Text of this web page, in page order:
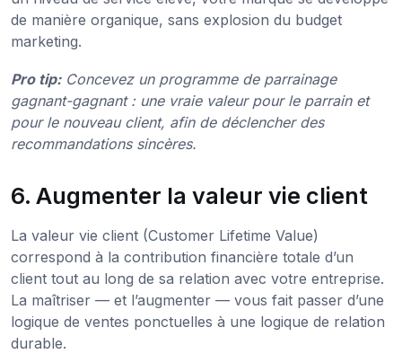
de manière organique, sans explosion du budget
marketing.
Pro tip: Concevez un programme de parrainage
gagnant-gagnant : une vraie valeur pour le parrain et
pour le nouveau client, afin de déclencher des
recommandations sincères.
6. Augmenter la valeur vie client
La valeur vie client (Customer Lifetime Value)
correspond à la contribution financière totale d’un
client tout au long de sa relation avec votre entreprise.
La maîtriser — et l’augmenter — vous fait passer d’une
logique de ventes ponctuelles à une logique de relation
durable.